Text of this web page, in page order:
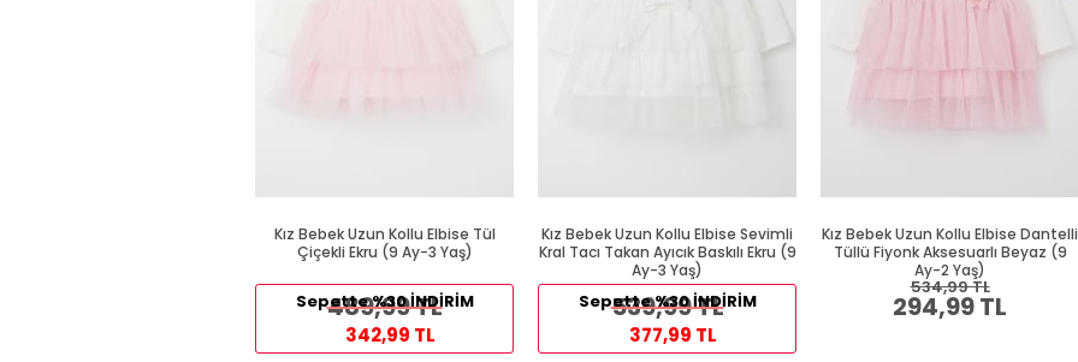
Kız Bebek Uzun Kollu Elbise Tül
Çiçekli Ekru (9 Ay-3 Yaş)
489,99 TL
Sepette %30 İNDİRİM
342,99 TL
Kız Bebek Uzun Kollu Elbise Sevimli
Kral Tacı Takan Ayıcık Baskılı Ekru (9
Ay-3 Yaş)
539,99 TL
Sepette %30 İNDİRİM
377,99 TL
Kız Bebek Uzun Kollu Elbise Dantelli
Tüllü Fiyonk Aksesuarlı Beyaz (9
Ay-2 Yaş)
294,99 TL
534,99 TL